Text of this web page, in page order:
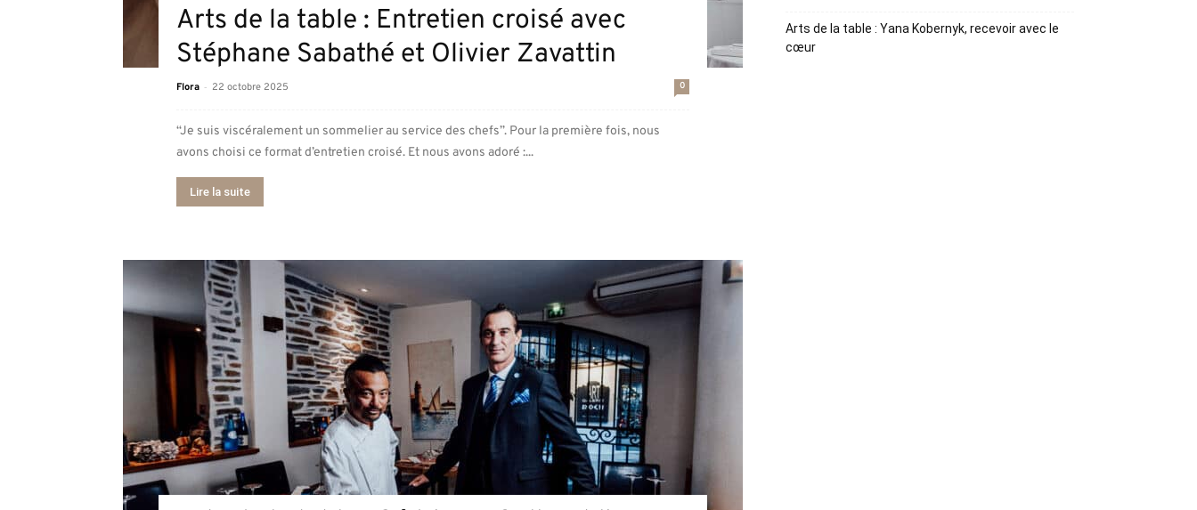
Arts de la table : Entretien croisé avec
Stéphane Sabathé et Olivier Zavattin
Flora - 22 octobre 2025 0
“Je suis viscéralement un sommelier au service des chefs”. Pour la première fois, nous
avons choisi ce format d’entretien croisé. Et nous avons adoré :...
Lire la suite
Arts de la table : Yana Kobernyk, recevoir avec le
cœur